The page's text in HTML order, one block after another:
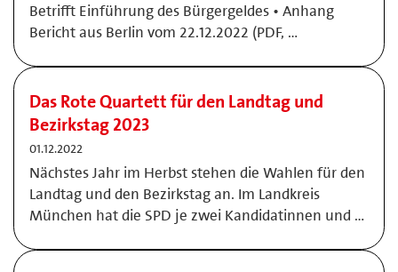
Betrifft Einführung des Bürgergeldes • Anhang
Bericht aus Berlin vom 22.12.2022 (PDF, …
Das Rote Quartett für den Landtag und
Bezirkstag 2023
01.12.2022
Nächstes Jahr im Herbst stehen die Wahlen für den
Landtag und den Bezirkstag an. Im Landkreis
München hat die SPD je zwei Kandidatinnen und …